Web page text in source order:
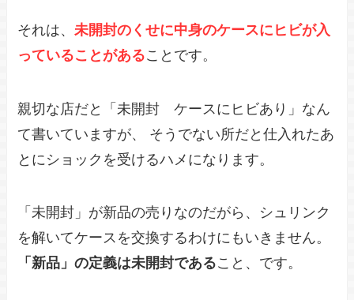
それは、 未開封のくせに中身のケースにヒビが入
っていることがあることです。
親切な店だと「未開封 ケースにヒビあり」なん
て書いていますが、 そうでない所だと仕入れたあ
とにショックを受けるハメになります。
「未開封」が新品の売りなのだがら、シュリンク
を解いてケースを交換するわけにもいきません。
「新品」の定義は未開封であること、です。